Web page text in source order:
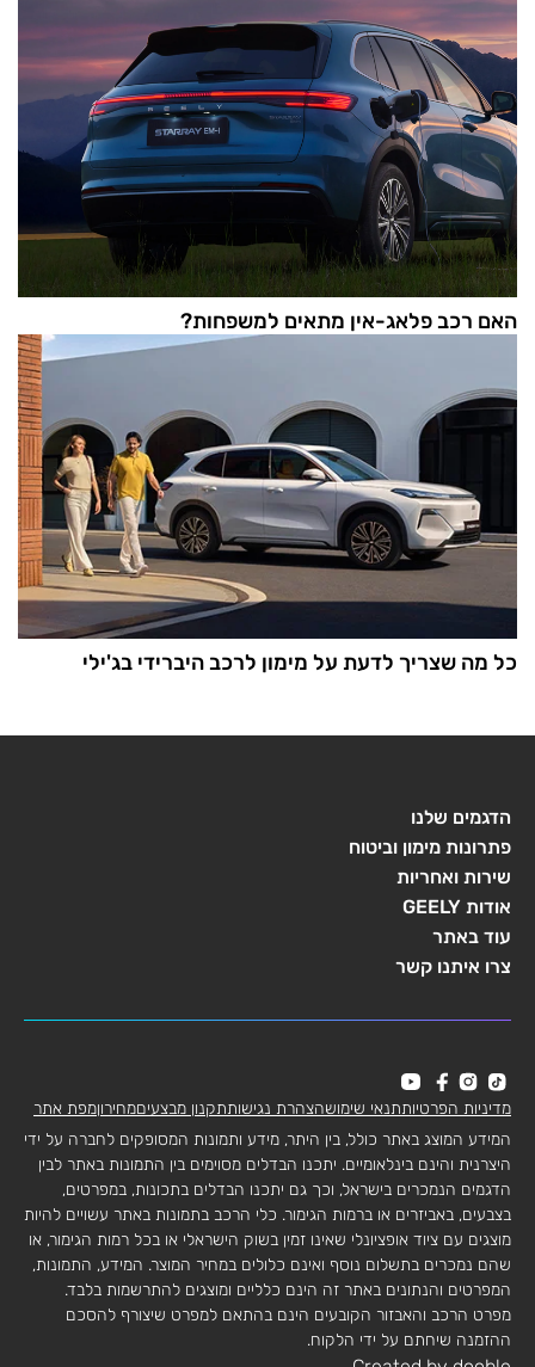
האם רכב פלאג-אין מתאים למשפחות?
כל מה שצריך לדעת על מימון לרכב היברידי בג'ילי
הדגמים שלנו
פתרונות מימון וביטוח
שירות ואחריות
אודות GEELY
עוד באתר
צרו איתנו קשר
מדיניות הפרטיותתנאי שימושהצהרת נגישותתקנון מבצעיםמחירוןמפת אתר
המידע המוצג באתר כולל, בין היתר, מידע ותמונות המסופקים לחברה על ידי
היצרנית והינם בינלאומיים. יתכנו הבדלים מסוימים בין התמונות באתר לבין
הדגמים הנמכרים בישראל, וכך גם יתכנו הבדלים בתכונות, במפרטים,
בצבעים, באביזרים או ברמות הגימור. כלי הרכב בתמונות באתר עשויים להיות
מוצגים עם ציוד אופציונלי שאינו זמין בשוק הישראלי או בכל רמות הגימור, או
שהם נמכרים בתשלום נוסף ואינם כלולים במחיר המוצר. המידע, התמונות,
המפרטים והנתונים באתר זה הינם כלליים ומוצגים להתרשמות בלבד.
מפרט הרכב והאבזור הקובעים הינם בהתאם למפרט שיצורף להסכם
ההזמנה שיחתם על ידי הלקוח.